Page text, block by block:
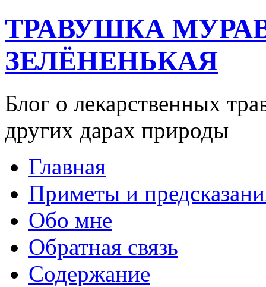
ТРАВУШКА
ЗЕЛЁНЕНЬКАЯ
Блог о лекарственных
других дарах природы
Главная
Приметы и
Обо мне
Обратная связь
Содержание